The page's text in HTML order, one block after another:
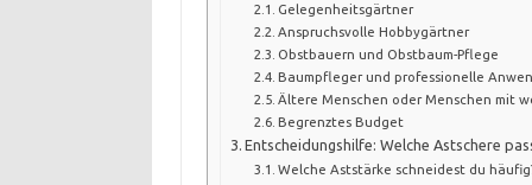
Gelegenheitsgärtner
Anspruchsvolle Hobbygärtner
Obstbauern und Obstbaum-Pflege
Baumpfleger und professionelle
Ältere Menschen oder Menschen mit
Begrenztes Budget
Entscheidungshilfe: Welche Astschere
Welche Aststärke schneidest du